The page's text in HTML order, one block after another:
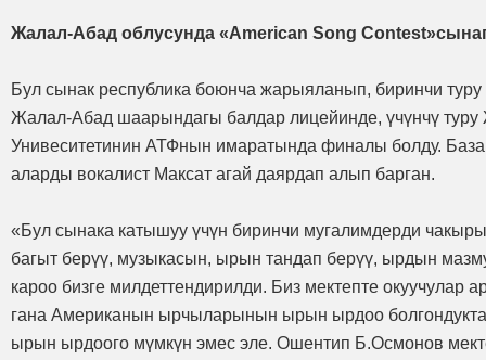
Жалал-Абад облусунда «American Song
Бул сынак республика боюнча жарыяланып, биринчи туру
Жалал-Абад шаарындагы балдар лицейинде, үчүнчү
Унивеситетинин АТФнын имаратында финалы болду.
аларды вокалист Максат агай даярдап алып барган.
«Бул сынака катышуу үчүн биринчи мугалимдерди
багыт берүү, музыкасын, ырын тандап берүү, ырдын
кароо бизге милдеттендирилди. Биз мектепте окуучулар
гана Американын ырчыларынын ырын ырдоо
ырын ырдоого мүмкүн эмес эле. Ошентип Б.Осмонов